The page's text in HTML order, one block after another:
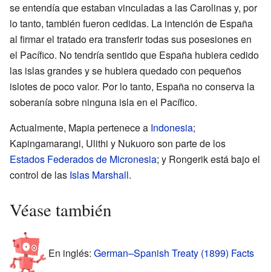
se entendía que estaban vinculadas a las Carolinas y, por
lo tanto, también fueron cedidas. La intención de España
al firmar el tratado era transferir todas sus posesiones en
el Pacífico. No tendría sentido que España hubiera cedido
las islas grandes y se hubiera quedado con pequeños
islotes de poco valor. Por lo tanto, España no conserva la
soberanía sobre ninguna isla en el Pacífico.
Actualmente, Mapia pertenece a Indonesia;
Kapingamarangi, Ulithi y Nukuoro son parte de los
Estados Federados de Micronesia; y Rongerik está bajo el
control de las Islas Marshall.
Véase también
En inglés: German–Spanish Treaty (1899) Facts